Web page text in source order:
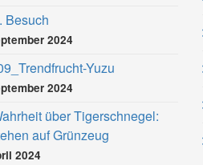
Besuch
2024
Yuzu
2024
über Tigerschnegel:
auf Grünzeug
2024